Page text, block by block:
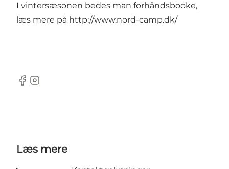
I vintersæsonen bedes man forhåndsbooke,
læs mere på http://www.nord-camp.dk/
Facebook
Instagram
Læs mere